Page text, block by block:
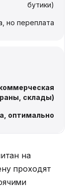
бутики)
но переплата
склады)
оптимально
на
проходят